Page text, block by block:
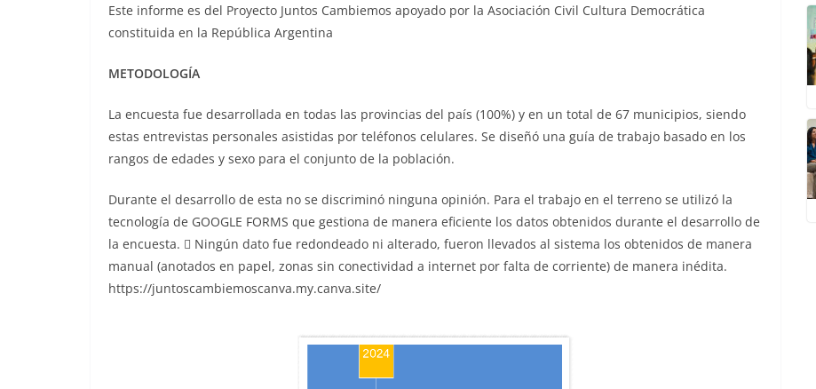
Este informe es del Proyecto Juntos Cambiemos apoyado por la Asociación Civil Cultura Democrática
constituida en la República Argentina
METODOLOGÍA
La encuesta fue desarrollada en todas las provincias del país (100%) y en un total de 67 municipios, siendo
estas entrevistas personales asistidas por teléfonos celulares. Se diseñó una guía de trabajo basado en los
rangos de edades y sexo para el conjunto de la población.
Durante el desarrollo de esta no se discriminó ninguna opinión. Para el trabajo en el terreno se utilizó la
tecnología de GOOGLE FORMS que gestiona de manera eficiente los datos obtenidos durante el desarrollo de
la encuesta.  Ningún dato fue redondeado ni alterado, fueron llevados al sistema los obtenidos de manera
manual (anotados en papel, zonas sin conectividad a internet por falta de corriente) de manera inédita.
https://juntoscambiemoscanva.my.canva.site/